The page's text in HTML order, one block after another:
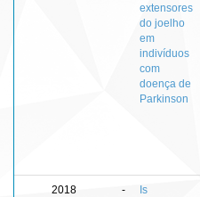
extensores
do joelho
em
indivíduos
com
doença de
Parkinson
2018 -
Is